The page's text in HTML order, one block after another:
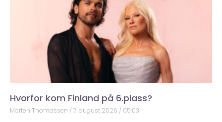
Hvorfor kom Finland på 6.plass?
Morten Thomassen 7. august 2026 05:03